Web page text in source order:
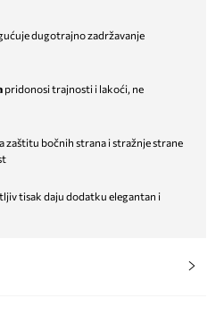
dugotrajno zadržavanje
pridonosi trajnosti i lakoći, ne
zaštitu bočnih strana i stražnje strane
tisak daju dodatku elegantan i